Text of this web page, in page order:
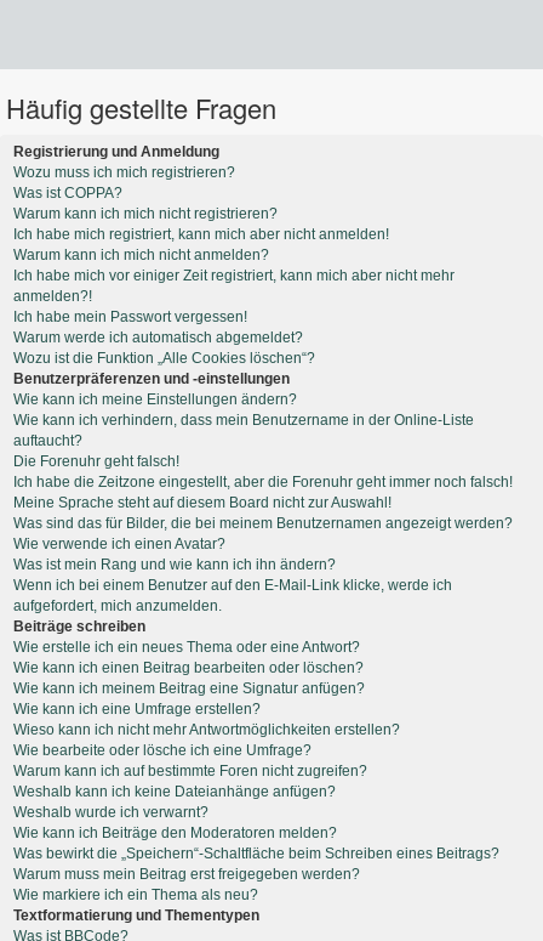
Häufig gestellte Fragen
Registrierung und Anmeldung
Wozu muss ich mich registrieren?
Was ist COPPA?
Warum kann ich mich nicht registrieren?
Ich habe mich registriert, kann mich aber nicht anmelden!
Warum kann ich mich nicht anmelden?
Ich habe mich vor einiger Zeit registriert, kann mich aber nicht mehr
anmelden?!
Ich habe mein Passwort vergessen!
Warum werde ich automatisch abgemeldet?
Wozu ist die Funktion „Alle Cookies löschen“?
Benutzerpräferenzen und -einstellungen
Wie kann ich meine Einstellungen ändern?
Wie kann ich verhindern, dass mein Benutzername in der Online-Liste
auftaucht?
Die Forenuhr geht falsch!
Ich habe die Zeitzone eingestellt, aber die Forenuhr geht immer noch falsch!
Meine Sprache steht auf diesem Board nicht zur Auswahl!
Was sind das für Bilder, die bei meinem Benutzernamen angezeigt werden?
Wie verwende ich einen Avatar?
Was ist mein Rang und wie kann ich ihn ändern?
Wenn ich bei einem Benutzer auf den E-Mail-Link klicke, werde ich
aufgefordert, mich anzumelden.
Beiträge schreiben
Wie erstelle ich ein neues Thema oder eine Antwort?
Wie kann ich einen Beitrag bearbeiten oder löschen?
Wie kann ich meinem Beitrag eine Signatur anfügen?
Wie kann ich eine Umfrage erstellen?
Wieso kann ich nicht mehr Antwortmöglichkeiten erstellen?
Wie bearbeite oder lösche ich eine Umfrage?
Warum kann ich auf bestimmte Foren nicht zugreifen?
Weshalb kann ich keine Dateianhänge anfügen?
Weshalb wurde ich verwarnt?
Wie kann ich Beiträge den Moderatoren melden?
Was bewirkt die „Speichern“-Schaltfläche beim Schreiben eines Beitrags?
Warum muss mein Beitrag erst freigegeben werden?
Wie markiere ich ein Thema als neu?
Textformatierung und Thementypen
Was ist BBCode?